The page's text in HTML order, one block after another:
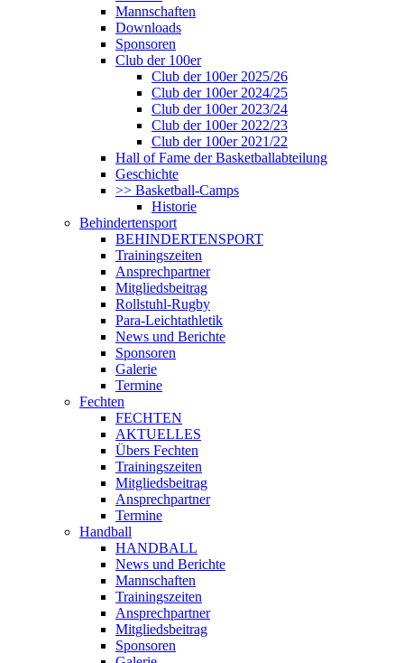
Mannschaften
Downloads
Sponsoren
Club der 100er
Club der 100er 2025/26
Club der 100er 2024/25
Club der 100er 2023/24
Club der 100er 2022/23
Club der 100er 2021/22
Hall of Fame der Basketballabteilung
Geschichte
>> Basketball-Camps
Historie
Behindertensport
BEHINDERTENSPORT
Trainingszeiten
Ansprechpartner
Mitgliedsbeitrag
Rollstuhl-Rugby
Para-Leichtathletik
News und Berichte
Sponsoren
Galerie
Termine
Fechten
FECHTEN
AKTUELLES
Übers Fechten
Trainingszeiten
Mitgliedsbeitrag
Ansprechpartner
Termine
Handball
HANDBALL
News und Berichte
Mannschaften
Trainingszeiten
Ansprechpartner
Mitgliedsbeitrag
Sponsoren